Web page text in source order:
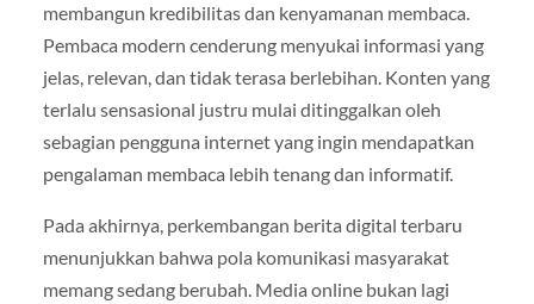
membangun kredibilitas dan kenyamanan membaca.
Pembaca modern cenderung menyukai informasi yang
jelas, relevan, dan tidak terasa berlebihan. Konten yang
terlalu sensasional justru mulai ditinggalkan oleh
sebagian pengguna internet yang ingin mendapatkan
pengalaman membaca lebih tenang dan informatif.
Pada akhirnya, perkembangan berita digital terbaru
menunjukkan bahwa pola komunikasi masyarakat
memang sedang berubah. Media online bukan lagi